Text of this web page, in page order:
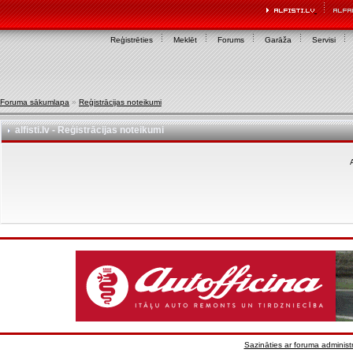
Reģistrēties Meklēt Forums Garāža Servisi
Foruma sākumlapa » Reģistrācijas noteikumi
alfisti.lv - Reģistrācijas noteikumi
Sazināties ar foruma